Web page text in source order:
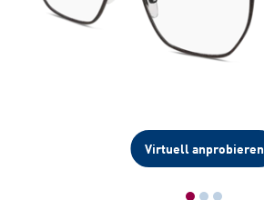
Virtuell anprobieren